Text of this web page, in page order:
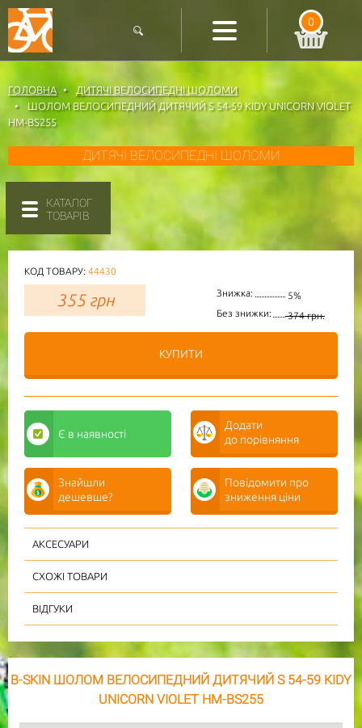
0
ГОЛОВНА
ДИТЯЧІ ВЕЛОСИПЕДНІ ШОЛОМИ
ШОЛОМ ВЕЛОСИПЕДНИЙ ДИТЯЧИЙ S 54-59 KIDY UNICORN VIOLET
HM-BS255
ДИТЯЧІ ВЕЛОСИПЕДНІ ШОЛОМИ
КАТАЛОГ
ТОВАРІВ
КОД ТОВАРУ: 44430
355 грн Знижка:
5%
Без знижки:
374 грн.
Є в наявності
Додати
до порівняння
Знайшли
дешевше?
Повідомити про
зниження ціни
АКСЕСУАРИ
СХОЖІ ТОВАРИ
ВІДГУКИ
B-SKIN ШОЛОМ ВЕЛОСИПЕДНИЙ ДИТЯЧИЙ S 54-59 KIDY
UNICORN VIOLET HM-BS255